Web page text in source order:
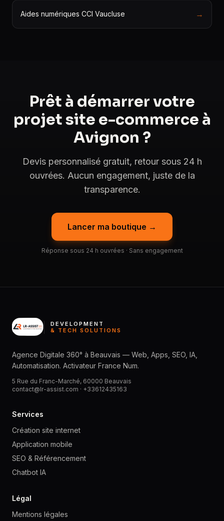
Aides numériques CCI Vaucluse →
Prêt à démarrer votre
projet site e-commerce à
Avignon ?
Devis personnalisé gratuit, retour sous 24 h
ouvrées. Aucun engagement, juste de la
transparence.
Lancer ma boutique →
Réponse sous 24 h ouvrées · Sans engagement
DEVELOPMENT
& TECH SOLUTIONS
Agence Digitale 360° à Beauvais — Web, Apps, SEO, IA,
Automatisation. Activateur France Num.
5 Rue du Franc-Marché, 60000 Beauvais
contact@lr-assist.com · +33612435163
Services
Création site internet
Application mobile
SEO & Référencement
Chatbot IA
Légal
Mentions légales